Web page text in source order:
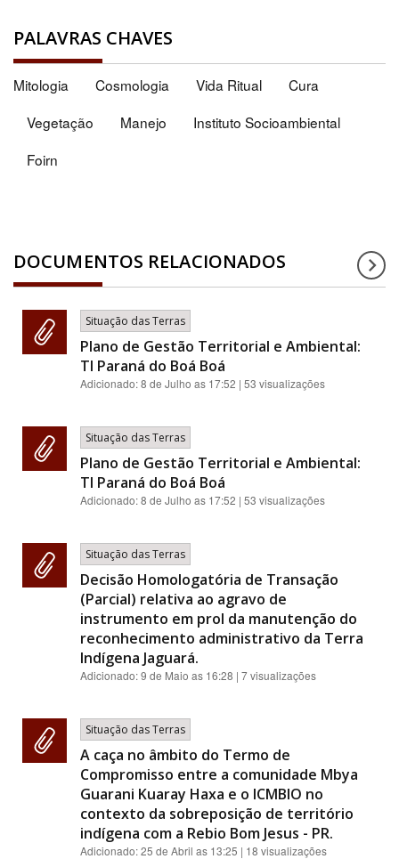
PALAVRAS CHAVES
Mitologia Cosmologia Vida Ritual
Cura
Vegetação
Manejo
Instituto Socioambiental
Foirn
DOCUMENTOS RELACIONADOS
Situação das Terras
Plano de Gestão Territorial e Ambiental:
TI Paraná do Boá Boá
Adicionado:8 de Julho as 17:52 | 53 visualizações
Situação das Terras
Plano de Gestão Territorial e Ambiental:
TI Paraná do Boá Boá
Adicionado:8 de Julho as 17:52 | 53 visualizações
Situação das Terras
Decisão Homologatória de Transação
(Parcial) relativa ao agravo de
instrumento em prol da manutenção do
reconhecimento administrativo da Terra
Indígena Jaguará.
Adicionado:9 de Maio as 16:28 | 7 visualizações
Situação das Terras
A caça no âmbito do Termo de
Compromisso entre a comunidade Mbya
Guarani Kuaray Haxa e o ICMBIO no
contexto da sobreposição de território
indígena com a Rebio Bom Jesus - PR.
Adicionado:25 de Abril as 13:25 | 18 visualizações